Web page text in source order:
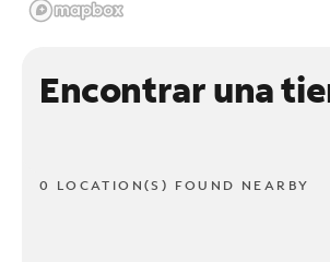
Encontrar una
0 LOCATION(S) FOUND NEARBY